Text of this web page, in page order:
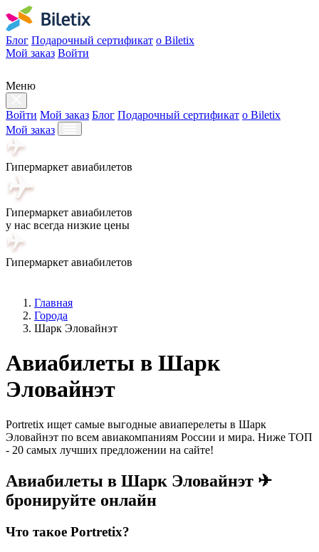
Блог Подарочный сертификат о Biletix
Мой заказ Войти
Меню
Войти Мой заказ Блог Подарочный сертификат о Biletix
Мой заказ
Гипермаркет авиабилетов
Гипермаркет авиабилетов
у нас всегда низкие цены
Гипермаркет авиабилетов
Главная
Города
Шарк Эловайнэт
Авиабилеты в Шарк
Эловайнэт
Portretix ищет самые выгодные авиаперелеты в Шарк
Эловайнэт по всем авиакомпаниям России и мира. Ниже ТОП
- 20 самых лучших предложении на сайте!
Авиабилеты в Шарк Эловайнэт ✈
бронируйте онлайн
Что такое Portretix?